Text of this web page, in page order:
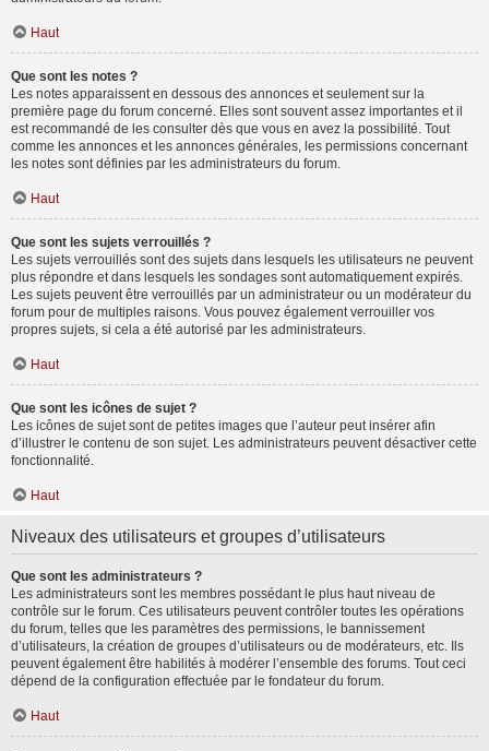
Haut
Que sont les notes ?
Les notes apparaissent en dessous des annonces et seulement sur la
première page du forum concerné. Elles sont souvent assez importantes et il
est recommandé de les consulter dès que vous en avez la possibilité. Tout
comme les annonces et les annonces générales, les permissions concernant
les notes sont définies par les administrateurs du forum.
Haut
Que sont les sujets verrouillés ?
Les sujets verrouillés sont des sujets dans lesquels les utilisateurs ne peuvent
plus répondre et dans lesquels les sondages sont automatiquement expirés.
Les sujets peuvent être verrouillés par un administrateur ou un modérateur du
forum pour de multiples raisons. Vous pouvez également verrouiller vos
propres sujets, si cela a été autorisé par les administrateurs.
Haut
Que sont les icônes de sujet ?
Les icônes de sujet sont de petites images que l’auteur peut insérer afin
d’illustrer le contenu de son sujet. Les administrateurs peuvent désactiver cette
fonctionnalité.
Haut
Niveaux des utilisateurs et groupes d’utilisateurs
Que sont les administrateurs ?
Les administrateurs sont les membres possédant le plus haut niveau de
contrôle sur le forum. Ces utilisateurs peuvent contrôler toutes les opérations
du forum, telles que les paramètres des permissions, le bannissement
d’utilisateurs, la création de groupes d’utilisateurs ou de modérateurs, etc. Ils
peuvent également être habilités à modérer l’ensemble des forums. Tout ceci
dépend de la configuration effectuée par le fondateur du forum.
Haut